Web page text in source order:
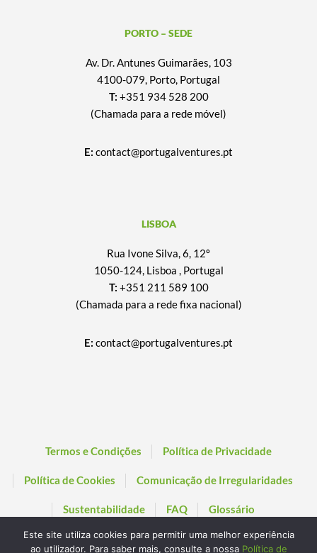
PORTO – SEDE
Av. Dr. Antunes Guimarães, 103
4100-079, Porto, Portugal
T: +351 934 528 200
(Chamada para a rede móvel)
E: contact@portugalventures.pt
LISBOA
Rua Ivone Silva, 6, 12º
1050-124, Lisboa , Portugal
T: +351 211 589 100
(Chamada para a rede fixa nacional)
E: contact@portugalventures.pt
Termos e Condições Política de Privacidade
Política de Cookies Comunicação de Irregularidades
Sustentabilidade FAQ Glossário
Este site utiliza cookies para permitir uma melhor experiência
ao utilizador. Para saber mais, consulte a nossa Política de